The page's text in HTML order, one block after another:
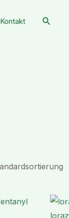
Kontakt Suchen
Preisspanne:
€ 199,99